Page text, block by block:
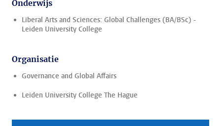
Onderwijs
Liberal Arts and Sciences: Global Challenges (BA/BSc) -
Leiden University College
Organisatie
Governance and Global Affairs
Leiden University College The Hague